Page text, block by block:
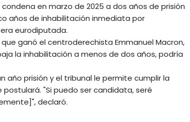
en marzo de 2025 a dos años de prisión
años de inhabilitación inmediata por
eurodiputada.
ganó el centroderechista Emmanuel Macron,
la inhabilitación a menos de dos años, podría
año prisión y el tribunal le permite cumplir la
"Si puedo ser candidata, seré
declaró.